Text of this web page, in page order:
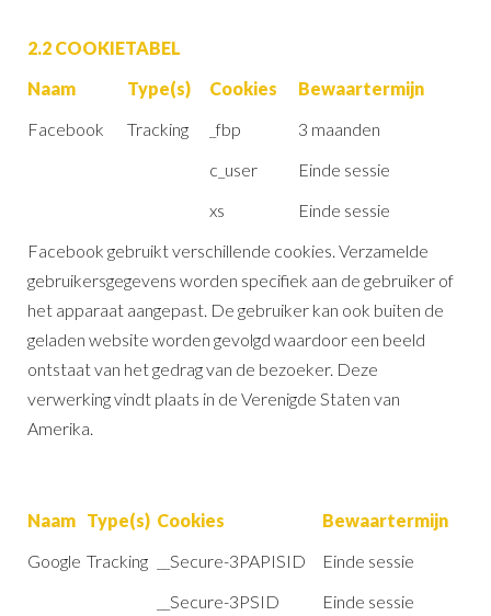
2.2 COOKIETABEL
Naam
Type(s) Cookies
Bewaartermijn
Facebook
Tracking _fbp
3 maanden
c_user
Einde sessie
xs
Einde sessie
Facebook gebruikt verschillende cookies. Verzamelde
gebruikersgegevens worden specifiek aan de gebruiker of
het apparaat aangepast. De gebruiker kan ook buiten de
geladen website worden gevolgd waardoor een beeld
ontstaat van het gedrag van de bezoeker. Deze
verwerking vindt plaats in de Verenigde Staten van
Amerika.
Naam Type(s) Cookies
Bewaartermijn
Google Tracking __Secure-3PAPISID
Einde sessie
__Secure-3PSID
Einde sessie